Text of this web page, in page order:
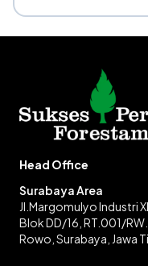
Head Office
Surabaya Area
Jl.Margomulyo Industri
Blok DD/16, RT.001/
Rowo, Surabaya, Jawa